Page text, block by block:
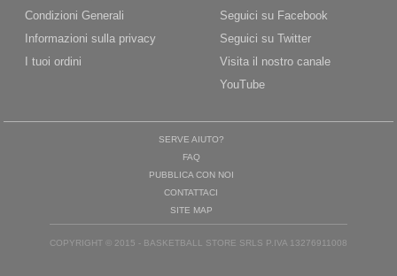
Condizioni Generali
Informazioni sulla privacy
I tuoi ordini
Seguici su Facebook
Seguici su Twitter
Visita il nostro canale
YouTube
SERVE AIUTO?
FAQ
PUBBLICA CON NOI
CONTATTACI
SITE MAP
COPYRIGHT © 2015 - BASKETBALL STORE SRLS P.IVA 13276911008